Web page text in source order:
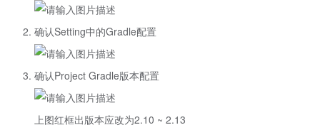
确认Setting中的Gradle配置
确认Project Gradle版本配置
上图红框出版本应改为2.10 ~ 2.13